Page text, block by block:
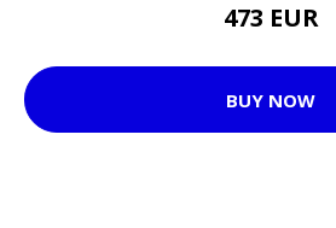
473 EUR
BUY NOW